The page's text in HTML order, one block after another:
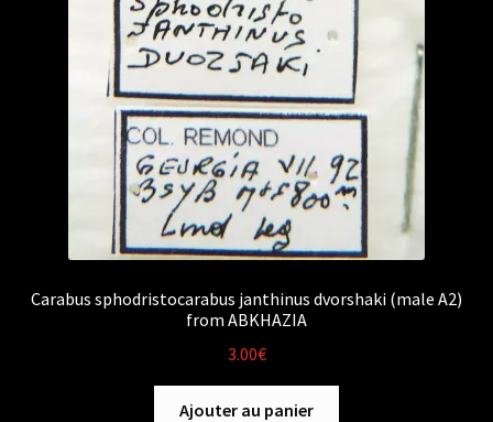
Carabus sphodristocarabus janthinus dvorshaki (male A2)
from ABKHAZIA
3.00€
Ajouter au panier